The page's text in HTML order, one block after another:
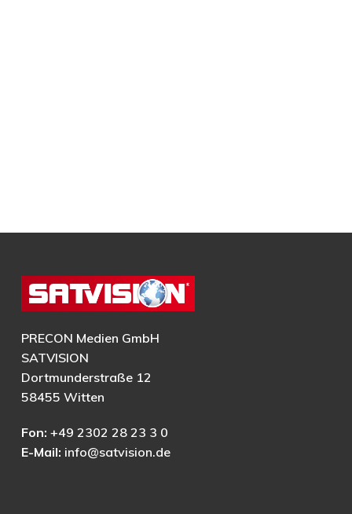
PRECON Medien GmbH
SATVISION
Dortmunderstraße 12
58455 Witten
Fon: +49 2302 28 23 3 0
E-Mail: info@satvision.de